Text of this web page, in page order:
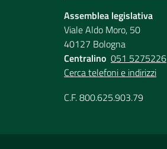
Assemblea legislativa
Viale Aldo Moro, 50
40127 Bologna
Centralino 051 5275226
Cerca telefoni e indirizzi
C.F. 800.625.903.79